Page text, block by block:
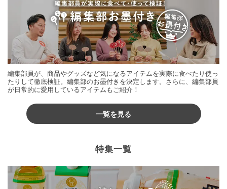
編集部員が、商品やグッズなど気になるアイテムを実際に食べたり使っ
たりして徹底検証。編集部のお墨付きを決定します。さらに、編集部員
が日常的に愛用しているアイテムもご紹介！
一覧を見る
特集一覧